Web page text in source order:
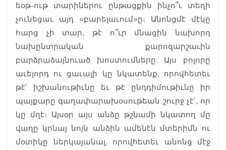
եօթ-ութ տարիներու ընթացքին ինչո՞ւ տեղի
չունեցաւ այդ «բարելաւում»ը։ Անոնցմէ մէկը
հարց չի տար, թէ ո՞ւր մնացին նախորդ
նախընտրական քարոզարշաւին
բարձրաձայնուած խոստումները: Այս բոլորը
աւելորդ ու ցաւալի կը նկատենք, որովհետեւ
թէ՛ իշխանութիւնը եւ թէ ընդդիմութիւնը իր
պայքարը գաղափարախօսութեան շուրջ չէ՛, որ
կը մղէ։ Այսօր այս անձը թշնամի նկատող մը
վաղը կրնայ նոյն անձին ամենէն մտերիմն ու
մօտիկը ներկայանալ, որովհետեւ անոնց մէջ